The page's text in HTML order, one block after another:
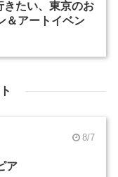
きたい、東京のお
＆アートイベン
8/7
ア